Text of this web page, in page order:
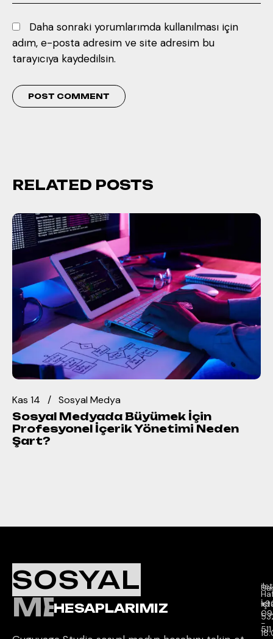
Daha sonraki yorumlarımda kullanılması için
adım, e-posta adresim ve site adresim bu
tarayıcıya kaydedilsin.
RELATED POSTS
Kas 14
Sosyal Medya
Sosyal Medyada Büyümek İçin
Profesyonel İçerik Yönetimi Neden
Şart?
SOSYAL
MEDYA
HESAPLARIMIZ
İçi :
-
511